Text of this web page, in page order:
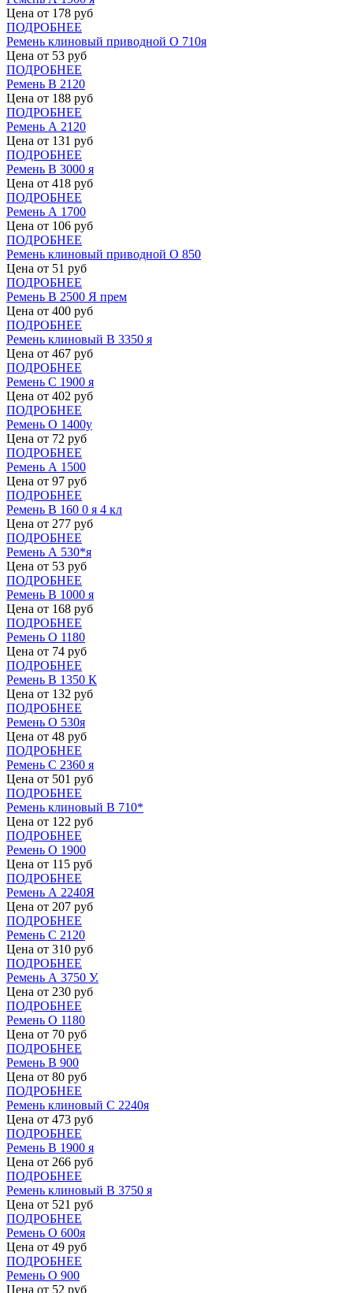
Цена от 178 руб
ПОДРОБНЕЕ
Ремень клиновый приводной О 710я
Цена от 53 руб
ПОДРОБНЕЕ
Ремень В 2120
Цена от 188 руб
ПОДРОБНЕЕ
Ремень А 2120
Цена от 131 руб
ПОДРОБНЕЕ
Ремень В 3000 я
Цена от 418 руб
ПОДРОБНЕЕ
Ремень А 1700
Цена от 106 руб
ПОДРОБНЕЕ
Ремень клиновый приводной О 850
Цена от 51 руб
ПОДРОБНЕЕ
Ремень В 2500 Я прем
Цена от 400 руб
ПОДРОБНЕЕ
Ремень клиновый В 3350 я
Цена от 467 руб
ПОДРОБНЕЕ
Ремень С 1900 я
Цена от 402 руб
ПОДРОБНЕЕ
Ремень О 1400у
Цена от 72 руб
ПОДРОБНЕЕ
Ремень А 1500
Цена от 97 руб
ПОДРОБНЕЕ
Ремень В 160 0 я 4 кл
Цена от 277 руб
ПОДРОБНЕЕ
Ремень А 530*я
Цена от 53 руб
ПОДРОБНЕЕ
Ремень В 1000 я
Цена от 168 руб
ПОДРОБНЕЕ
Ремень О 1180
Цена от 74 руб
ПОДРОБНЕЕ
Ремень В 1350 К
Цена от 132 руб
ПОДРОБНЕЕ
Ремень О 530я
Цена от 48 руб
ПОДРОБНЕЕ
Ремень С 2360 я
Цена от 501 руб
ПОДРОБНЕЕ
Ремень клиновый В 710*
Цена от 122 руб
ПОДРОБНЕЕ
Ремень О 1900
Цена от 115 руб
ПОДРОБНЕЕ
Ремень А 2240Я
Цена от 207 руб
ПОДРОБНЕЕ
Ремень С 2120
Цена от 310 руб
ПОДРОБНЕЕ
Ремень А 3750 У.
Цена от 230 руб
ПОДРОБНЕЕ
Ремень О 1180
Цена от 70 руб
ПОДРОБНЕЕ
Ремень В 900
Цена от 80 руб
ПОДРОБНЕЕ
Ремень клиновый С 2240я
Цена от 473 руб
ПОДРОБНЕЕ
Ремень В 1900 я
Цена от 266 руб
ПОДРОБНЕЕ
Ремень клиновый В 3750 я
Цена от 521 руб
ПОДРОБНЕЕ
Ремень О 600я
Цена от 49 руб
ПОДРОБНЕЕ
Ремень О 900
Цена от 52 руб